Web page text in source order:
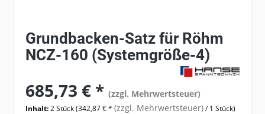
Grundbacken-Satz für Röhm
NCZ-160 (Systemgröße-4)
685,73 € *(zzgl. Mehrwertsteuer)
Inhalt:2 Stück (342,87 € *(zzgl. Mehrwertsteuer)/ 1 Stück)